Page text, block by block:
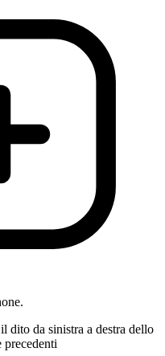
dito da sinistra a destra dello
precedenti